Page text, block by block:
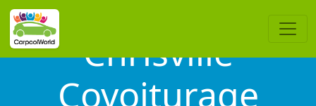
Chrisville
Covoiturage